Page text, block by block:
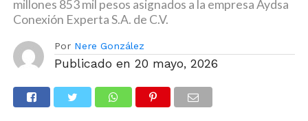
millones 853 mil pesos asignados a la empresa Aydsa
Conexión Experta S.A. de C.V.
Por Nere González
Publicado en 20 mayo, 2026